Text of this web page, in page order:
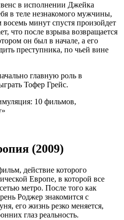
в исполнении Джейка
в теле незнакомого мужчины,
минут спустя произойдет
что после взрыва возвращается
он был в начале, а его
преступника, по чьей вине
главную роль в
Тофер Грейс.
(2009)
действие которого
Европе, в которой все
метро. После того как
Роджер знакомится с
его жизнь резко меняется,
глаз реальность.